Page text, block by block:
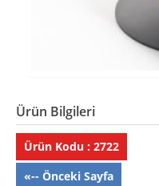
Ürün Bilgileri
Ürün Kodu : 2722
«-- Önceki Sayfa